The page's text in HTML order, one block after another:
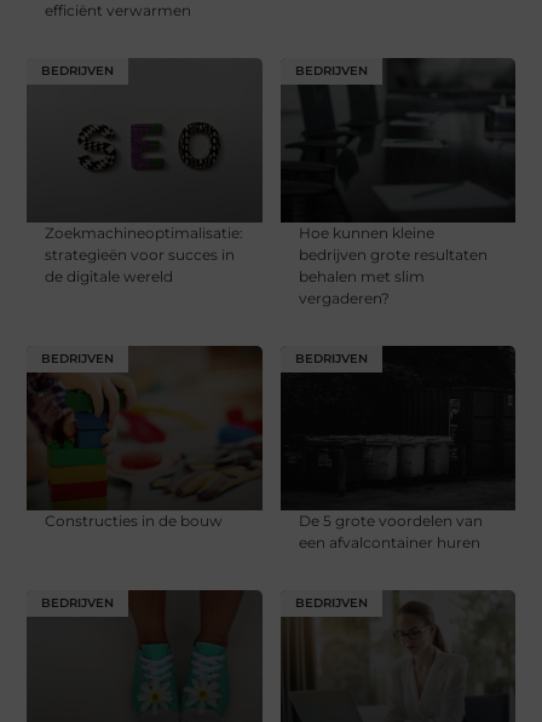
efficiënt verwarmen
BEDRIJVEN
Zoekmachineoptimalisatie:
strategieën voor succes in
de digitale wereld
BEDRIJVEN
Hoe kunnen kleine
bedrijven grote resultaten
behalen met slim
vergaderen?
BEDRIJVEN
Constructies in de bouw
BEDRIJVEN
De 5 grote voordelen van
een afvalcontainer huren
BEDRIJVEN BEDRIJVEN